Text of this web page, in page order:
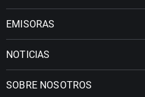
EMISORAS
NOTICIAS
SOBRE NOSOTROS